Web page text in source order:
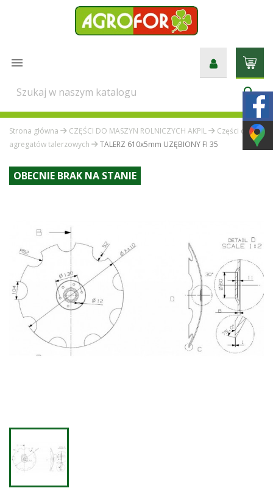

search
Strona główna CZĘŚCI DO MASZYN ROLNICZYCH AKPIL
Części do
agregatów talerzowych
TALERZ 610x5mm UZĘBIONY FI 35
OBECNIE BRAK NA STANIE